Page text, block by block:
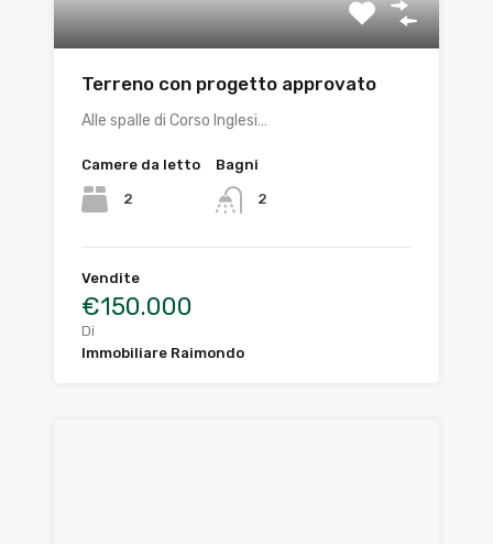
Terreno con progetto approvato
Alle spalle di Corso Inglesi…
Camere da letto
2
Bagni
2
Vendite
€150.000
Di
Immobiliare Raimondo